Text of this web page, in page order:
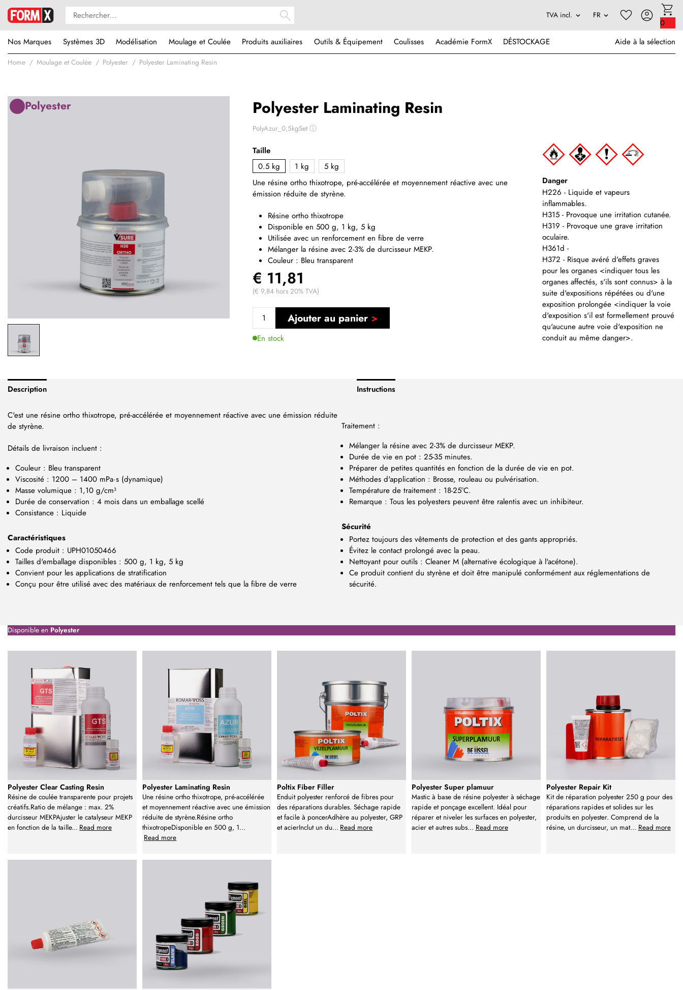
0
Nos Marques
Systèmes 3D Modélisation Moulage et Coulée Produits auxiliaires Outils & Équipement Coulisses Académie FormX DÉSTOCKAGE Aide à la sélection
Home Moulage et Coulée Polyester Polyester Laminating Resin
Polyester Laminating Resin
PolyAzur_0,5kgSetⓘ
Polyester
Taille
0.5 kg
1 kg
5 kg
Une résine ortho thixotrope, pré-accélérée et moyennement réactive avec une
émission réduite de styrène.
Résine ortho thixotrope
Disponible en 500 g, 1 kg, 5 kg
Utilisée avec un renforcement en fibre de verre
Mélanger la résine avec 2-3% de durcisseur MEKP.
Couleur : Bleu transparent
Danger
H226 - Liquide et vapeurs
inflammables.
H315 - Provoque une irritation cutanée.
H319 - Provoque une grave irritation
oculaire.
H361d -
H372 - Risque avéré d'effets graves
pour les organes <indiquer tous les
organes affectés, s'ils sont connus> à la
suite d'expositions répétées ou d'une
exposition prolongée <indiquer la voie
d'exposition s'il est formellement prouvé
qu'aucune autre voie d'exposition ne
conduit au même danger>.
€ 11,81
(€ 9,84 hors 20% TVA)
Ajouter au panier
En stock
Description Instructions
C'est une résine ortho thixotrope, pré-accélérée et moyennement réactive avec une émission réduite
de styrène.
Détails de livraison incluent :
Couleur : Bleu transparent
Viscosité : 1200 – 1400 mPa·s (dynamique)
Masse volumique : 1,10 g/cm³
Durée de conservation : 4 mois dans un emballage scellé
Consistance : Liquide
Caractéristiques
Code produit : UPH01050466
Tailles d'emballage disponibles : 500 g, 1 kg, 5 kg
Convient pour les applications de stratification
Conçu pour être utilisé avec des matériaux de renforcement tels que la fibre de verre
Traitement :
Mélanger la résine avec 2-3% de durcisseur MEKP.
Durée de vie en pot : 25-35 minutes.
Préparer de petites quantités en fonction de la durée de vie en pot.
Méthodes d'application : Brosse, rouleau ou pulvérisation.
Température de traitement : 18-25°C.
Remarque : Tous les polyesters peuvent être ralentis avec un inhibiteur.
Sécurité
Portez toujours des vêtements de protection et des gants appropriés.
Évitez le contact prolongé avec la peau.
Nettoyant pour outils : Cleaner M (alternative écologique à l'acétone).
Ce produit contient du styrène et doit être manipulé conformément aux réglementations de
sécurité.
Disponible en Polyester
Polyester Clear Casting Resin
Résine de coulée transparente pour projets
créatifs.Ratio de mélange : max. 2%
durcisseur MEKPAjuster le catalyseur MEKP
en fonction de la taille... Read more
Polyester Laminating Resin
Une résine ortho thixotrope, pré-accélérée
et moyennement réactive avec une émission
réduite de styrène.Résine ortho
thixotropeDisponible en 500 g, 1...
Read more
Poltix Fiber Filler
Enduit polyester renforcé de fibres pour
des réparations durables. Séchage rapide
et facile à poncerAdhère au polyester, GRP
et acierInclut un du... Read more
Polyester Super plamuur
Mastic à base de résine polyester à séchage
rapide et ponçage excellent. Idéal pour
réparer et niveler les surfaces en polyester,
acier et autres subs... Read more
Polyester Repair Kit
Kit de réparation polyester 250 g pour des
réparations rapides et solides sur les
produits en polyester. Comprend de la
résine, un durcisseur, un mat... Read more